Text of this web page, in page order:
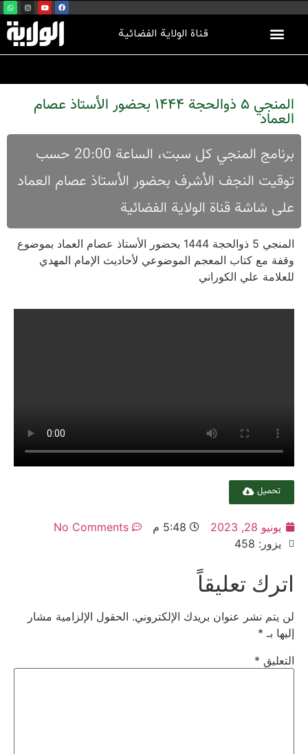
قناة الولاية الفضائية
المنجي 5 ذوالحجة 1444 بحضور الأستاذ عصام
العماد
برنامج المنجي کل سبت، الساعة 20:00 حسب
توقیت النجف الأشرف بحضور الأستاذ عصام العماد
علی شاشة قناة الولایة الفضائية
المنجي 5 ذوالحجة 1444 بحضور الأستاذ عصام العماد بموضوع
وقفة مع کتاب المعجم الموضوعي لأحادیث الإمام المهدي
للعلامة علي الکوراني
تحميل
يونيو 28, 2023 5:48 م
No Comments
يزور: 458
اترك تعليقاً
لن يتم نشر عنوان بريدك الإلكتروني. الحقول الإلزامية مشار
إليها بـ *
التعليق *